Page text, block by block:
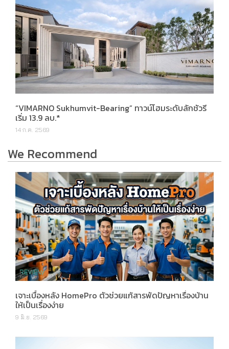
“VIMARNO Sukhumvit-Bearing” ทาวน์โฮมระดับลักชัวรี
เริ่ม 13.9 ลบ.*
14 ก.ค. 2569
We Recommend
เจาะเบื้องหลัง HomePro ตัวช่วยแก้สารพัดปัญหาเรื่องบ้าน
ให้เป็นเรื่องง่าย
9 มิ.ย. 2569